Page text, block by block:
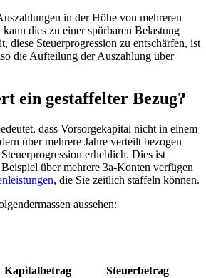
in der Höhe von mehreren
dies zu einer spürbaren Belastung
diese Steuerprogression zu entschärfen, ist
die Aufteilung der Auszahlung über
ein gestaffelter Bezug?
dass Vorsorgekapital nicht in einem
über mehrere Jahre verteilt bezogen
erheblich. Dies ist
über mehrere 3a-Konten verfügen
, die Sie zeitlich staffeln können.
aussehen:
Kapitalbetrag Steuerbetrag